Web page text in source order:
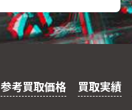
参考買取価格 買取実績